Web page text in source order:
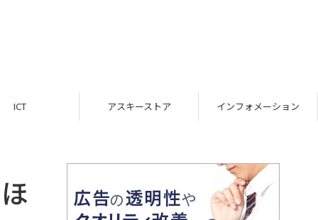
ICT アスキーストア インフォメーション